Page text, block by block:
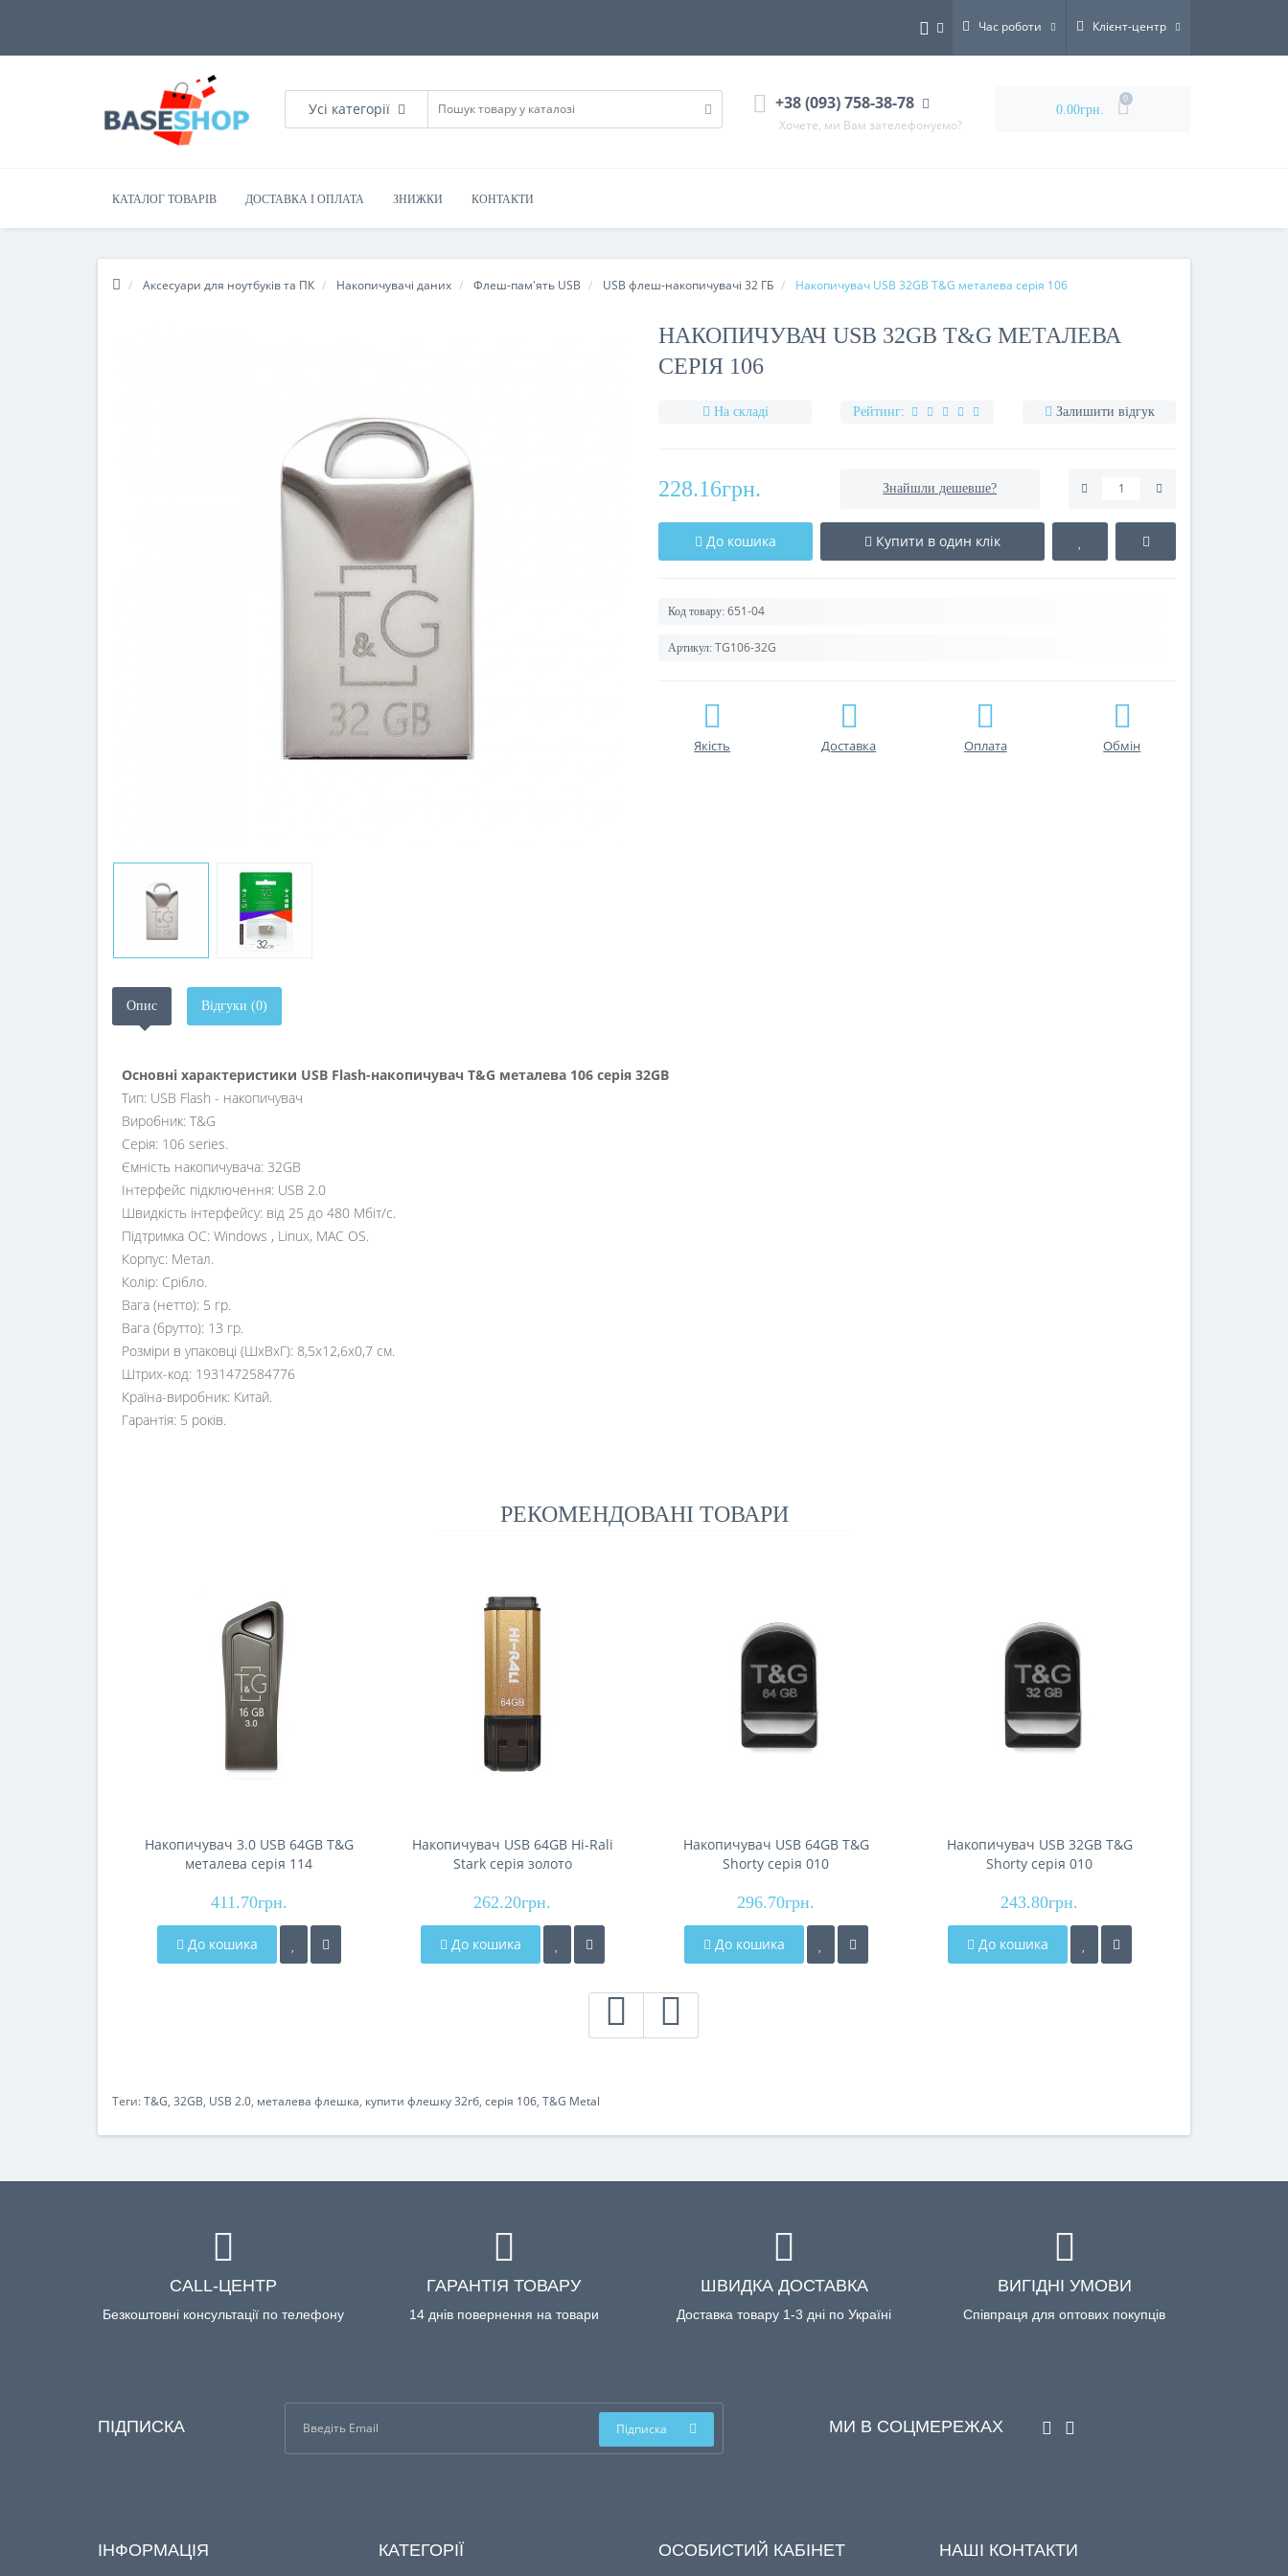
Час роботи Клієнт-центр
Усі категорії +38 (093) 758-38-78
Хочете, ми Вам зателефонуємо?
0.00грн.
0
КАТАЛОГ ТОВАРІВ ДОСТАВКА І ОПЛАТА ЗНИЖКИ КОНТАКТИ
Аксесуари для ноутбуків та ПК Накопичувачі даних Флеш-пам'ять USB USB флеш-накопичувачі 32 ГБ Накопичувач USB 32GB T&G металева серія 106
НАКОПИЧУВАЧ USB 32GB T&G МЕТАЛЕВА
СЕРІЯ 106
На складі Рейтинг: Залишити відгук
228.16грн. Знайшли дешевше?
До кошика Купити в один клік
Код товару: 651-04
Артикул: TG106-32G
Якість Доставка Оплата Обмін
Опис Відгуки (0)
Основні характеристики USB Flash-накопичувач T&G металева 106 серія 32GB
Тип: USB Flash - накопичувач
Виробник: T&G
Серія: 106 series.
Ємність накопичувача: 32GB
Інтерфейс підключення: USB 2.0
Швидкість інтерфейсу: від 25 до 480 Мбіт/с.
Підтримка ОС: Windows , Linux, MAC OS.
Корпус: Метал.
Колір: Срібло.
Вага (нетто): 5 гр.
Вага (брутто): 13 гр.
Розміри в упаковці (ШхВхГ): 8,5х12,6х0,7 см.
Штрих-код: 1931472584776
Країна-виробник: Китай.
Гарантія: 5 років.
РЕКОМЕНДОВАНІ ТОВАРИ
Накопичувач 3.0 USB 64GB T&G
металева серія 114
411.70грн.
До кошика
Накопичувач USB 64GB Hi-Rali
Stark серiя золото
262.20грн.
До кошика
Накопичувач USB 64GB T&G
Shorty серiя 010
296.70грн.
До кошика
Накопичувач USB 32GB T&G
Shorty серiя 010
243.80грн.
До кошика
Теги:T&G, 32GB, USB 2.0, металева флешка, купити флешку 32гб, серія 106, T&G Metal
CALL-ЦЕНТР
Безкоштовні консультації по телефону
ГАРАНТІЯ ТОВАРУ
14 днів повернення на товари
ШВИДКА ДОСТАВКА
Доставка товару 1-3 дні по Україні
ВИГІДНІ УМОВИ
Співпраця для оптових покупців
ПІДПИСКА Підписка МИ В СОЦМЕРЕЖАХ
ІНФОРМАЦІЯ КАТЕГОРІЇ ОСОБИСТИЙ КАБІНЕТ НАШІ КОНТАКТИ